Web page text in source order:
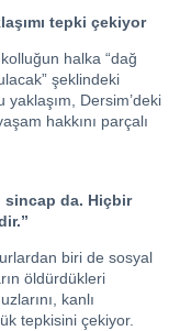
tepki çekiyor
halka “dağ
şeklindeki
Dersim’deki
hakkını parçalı
sincap da. Hiçbir
biri de sosyal
öldürdükleri
kanlı
tepkisini çekiyor.